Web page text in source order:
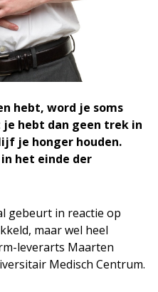
hebt, word je soms
hebt dan geen trek in
je honger houden.
het einde der
gebeurt in reactie op
maar wel heel
leverarts Maarten
Medisch Centrum.